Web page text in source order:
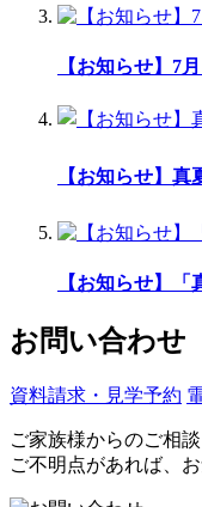
【お知らせ】7
【お知らせ】
【お知らせ】
お問い合わせ
資料請求・見学予約
ご家族様からのご相
ご不明点があれば、